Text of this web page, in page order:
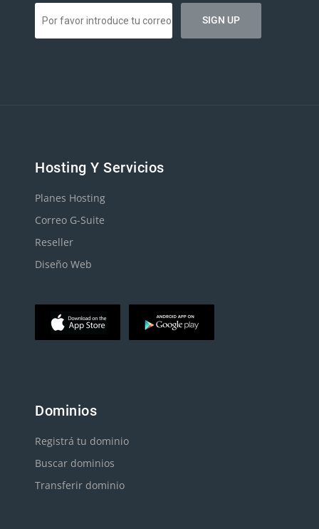
Hosting Y Servicios
Planes Hosting
Correo G-Suite
Reseller
Diseño Web
Dominios
Registrá tu dominio
Buscar dominios
Transferir dominio